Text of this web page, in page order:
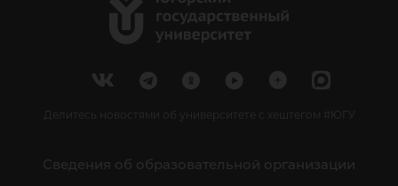
Делитесь новостями об университете с хештегом #ЮГУ
Сведения об образовательной организации